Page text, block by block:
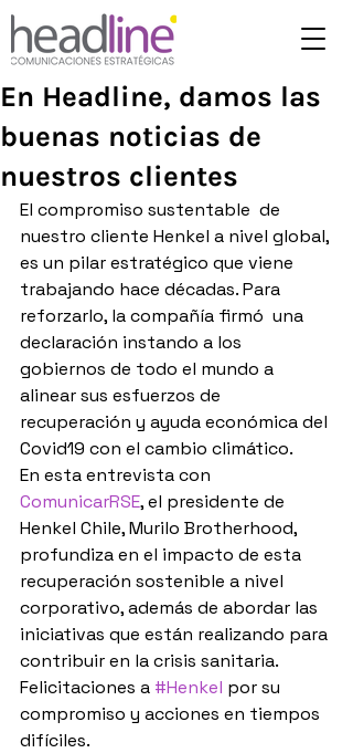
En Headline, damos las
buenas noticias de
nuestros clientes
El compromiso sustentable  de
nuestro cliente Henkel a nivel global,
es un pilar estratégico que viene
trabajando hace décadas. Para
reforzarlo, la compañía firmó  una
declaración instando a los
gobiernos de todo el mundo a
alinear sus esfuerzos de
recuperación y ayuda económica del
Covid19 con el cambio climático.
En esta entrevista con
ComunicarRSE, el presidente de
Henkel Chile, Murilo Brotherhood,
profundiza en el impacto de esta
recuperación sostenible a nivel
corporativo, además de abordar las
iniciativas que están realizando para
contribuir en la crisis sanitaria.
Felicitaciones a #Henkel por su
compromiso y acciones en tiempos
difíciles.